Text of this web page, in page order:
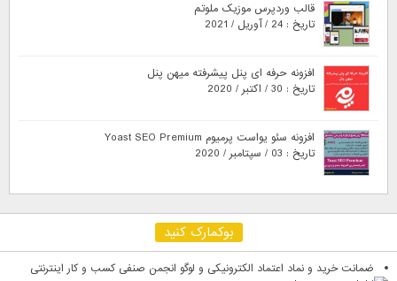
قالب وردپرس موزیک ملوتم
تاریخ : 24 / آوریل / 2021
افزونه حرفه ای پنل پیشرفته میهن پنل
تاریخ : 30 / اکتبر / 2020
افزونه سئو یواست پرمیوم Yoast SEO Premium
تاریخ : 03 / سپتامبر / 2020
بوکمارک کنید
ضمانت خرید و نماد اعتماد الکترونیکی و لوگو انجمن صنفی کسب و کار اینترنتی